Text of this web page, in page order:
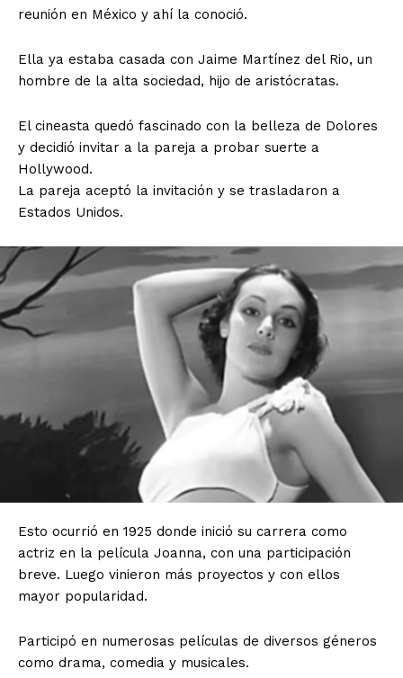
reunión en México y ahí la conoció.
Ella ya estaba casada con Jaime Martínez del Rio, un
hombre de la alta sociedad, hijo de aristócratas.
El cineasta quedó fascinado con la belleza de Dolores
y decidió invitar a la pareja a probar suerte a
Hollywood.
La pareja aceptó la invitación y se trasladaron a
Estados Unidos.
Esto ocurrió en 1925 donde inició su carrera como
actriz en la película Joanna, con una participación
breve. Luego vinieron más proyectos y con ellos
mayor popularidad.
Participó en numerosas películas de diversos géneros
como drama, comedia y musicales.